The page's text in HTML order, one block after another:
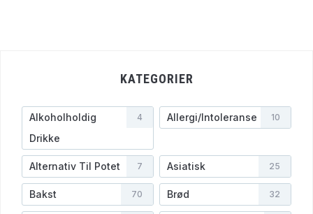
KATEGORIER
Alkoholholdig
Drikke
4 Allergi/Intoleranse 10
Alternativ Til Potet 7 Asiatisk 25
Bakst 70 Brød 32